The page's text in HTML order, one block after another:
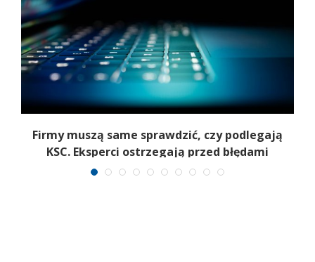
Firmy muszą same sprawdzić, czy podlegają
KSC. Eksperci ostrzegają przed błędami